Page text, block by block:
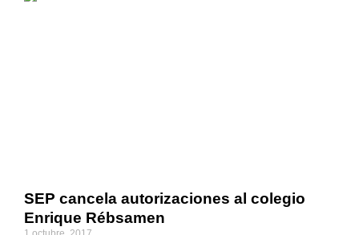
SEP cancela autorizaciones al colegio
Enrique Rébsamen